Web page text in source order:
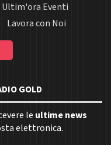
Ultim'ora Eventi
Lavora con Noi
GOLD
le ultime news
elettronica.